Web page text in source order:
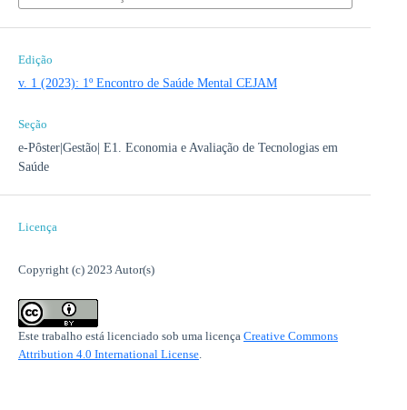
Edição
v. 1 (2023): 1º Encontro de Saúde Mental CEJAM
Seção
e-Pôster|Gestão| E1. Economia e Avaliação de Tecnologias em
Saúde
Licença
Copyright (c) 2023 Autor(s)
Este trabalho está licenciado sob uma licença Creative Commons
Attribution 4.0 International License.